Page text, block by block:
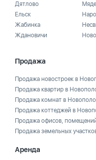
Дятлово
Ельск
Жабинка
Ждановичи
Продажа
Продажа новостроек в
Продажа квартир в
Продажа комнат в
Продажа коттеджей в
Продажа офисов,
Продажа земельных
Аренда